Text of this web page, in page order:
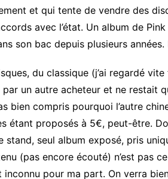
et qui tente de vendre des
avec l’état. Un album de
son bac depuis plusieurs
du classique (j’ai regardé
un autre acheteur et ne restait
bien compris pourquoi l’autre
étant proposés à 5€, peut-être.
stand, seul album exposé, pris
(pas encore écouté) n’est pas
pour ma part. On verra